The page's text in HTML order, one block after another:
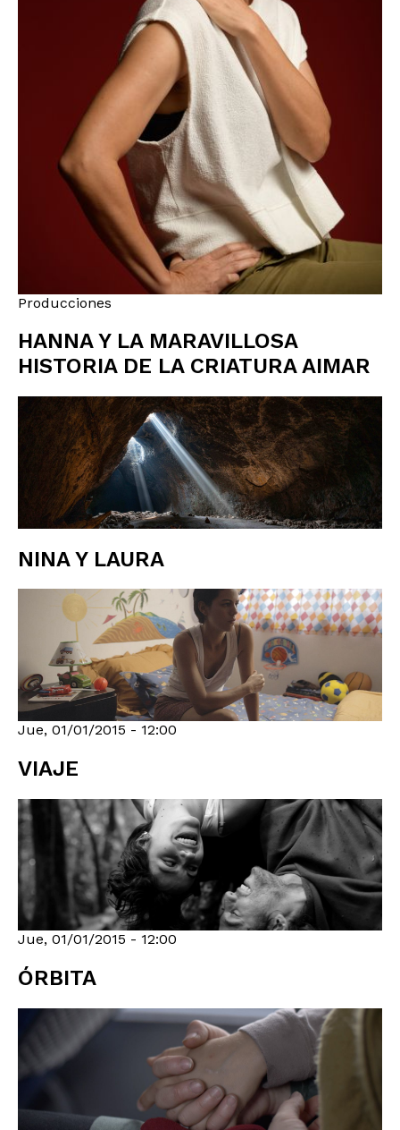
Producciones
HANNA Y LA MARAVILLOSA
HISTORIA DE LA CRIATURA AIMAR
NINA Y LAURA
Jue, 01/01/2015 - 12:00
VIAJE
Jue, 01/01/2015 - 12:00
ÓRBITA